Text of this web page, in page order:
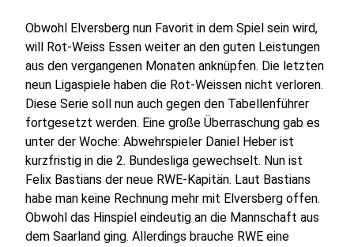
Obwohl Elversberg nun Favorit in dem Spiel sein wird,
will Rot-Weiss Essen weiter an den guten Leistungen
aus den vergangenen Monaten anknüpfen. Die letzten
neun Ligaspiele haben die Rot-Weissen nicht verloren.
Diese Serie soll nun auch gegen den Tabellenführer
fortgesetzt werden. Eine große Überraschung gab es
unter der Woche: Abwehrspieler Daniel Heber ist
kurzfristig in die 2. Bundesliga gewechselt. Nun ist
Felix Bastians der neue RWE-Kapitän. Laut Bastians
habe man keine Rechnung mehr mit Elversberg offen.
Obwohl das Hinspiel eindeutig an die Mannschaft aus
dem Saarland ging. Allerdings brauche RWE eine